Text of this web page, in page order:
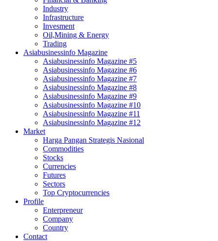
Industry
Infrastructure
Invesment
Oil,Mining & Energy
Trading
Asiabusinessinfo Magazine
Asiabusinessinfo Magazine #5
Asiabusinessinfo Magazine #6
Asiabusinessinfo Magazine #7
Asiabusinessinfo Magazine #8
Asiabusinessinfo Magazine #9
Asiabusinessinfo Magazine #10
Asiabusinessinfo Magazine #11
Asiabusinessinfo Magazine #12
Market
Harga Pangan Strategis Nasional
Commodities
Stocks
Currencies
Futures
Sectors
Top Cryptocurrencies
Profile
Enterpreneur
Company
Country
Contact